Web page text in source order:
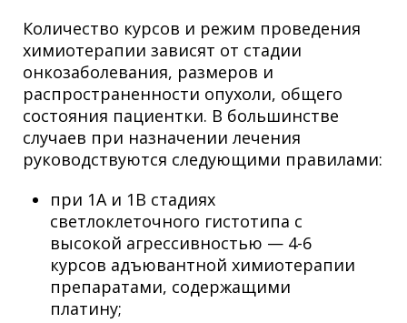
Количество курсов и режим проведения
химиотерапии зависят от стадии
онкозаболевания, размеров и
распространенности опухоли, общего
состояния пациентки. В большинстве
случаев при назначении лечения
руководствуются следующими правилами:
при 1А и 1В стадиях
светлоклеточного гистотипа с
высокой агрессивностью — 4-6
курсов адъювантной химиотерапии
препаратами, содержащими
платину;